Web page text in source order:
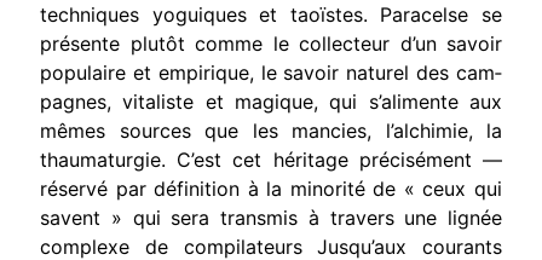
techniques yoguiques et taoïstes. Paracelse se
présente plutôt comme le collecteur d’un savoir
populaire et empirique, le savoir naturel des cam­
pagnes, vitaliste et magique, qui s’alimente aux
mêmes sources que les mancies, l’alchimie, la
thaumaturgie. C’est cet héritage précisé­ment —
réservé par définition à la minorité de « ceux qui
savent » qui sera transmis à travers une lignée
complexe de compilateurs Jusqu’aux courants